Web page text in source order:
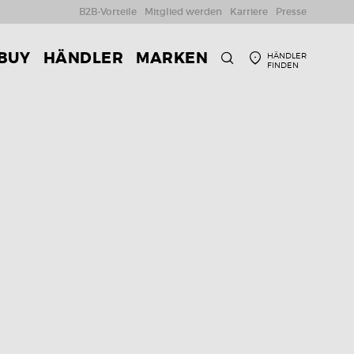
HÄNDLER
FINDEN
HÄNDLER MARKEN
B2B-Vorteile Mitglied werden Karriere Presse